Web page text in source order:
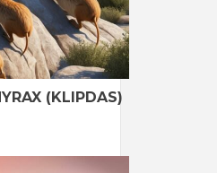
(KLIPDAS)